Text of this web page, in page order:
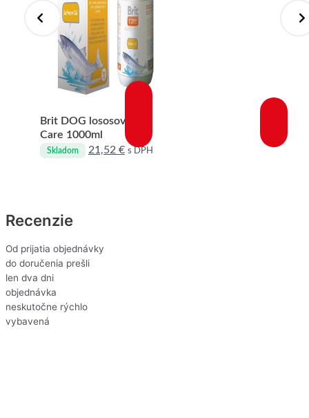
Brit DOG lososový olej
Care 1000ml
Skladom 21,52 € s DPH
Recenzie
Od prijatia objednávky
do doručenia prešli
len dva dni
objednávka
neskutočne rýchlo
vybavená